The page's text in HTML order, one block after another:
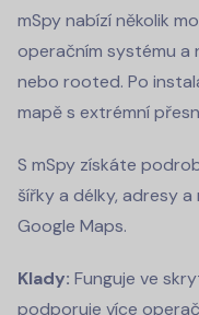
mSpy nabízí několik
operačním systému a
nebo rooted. Po
mapě s extrémní
S mSpy získáte
šířky a délky, adresy
Google Maps.
Klady: Funguje ve
podporuje více